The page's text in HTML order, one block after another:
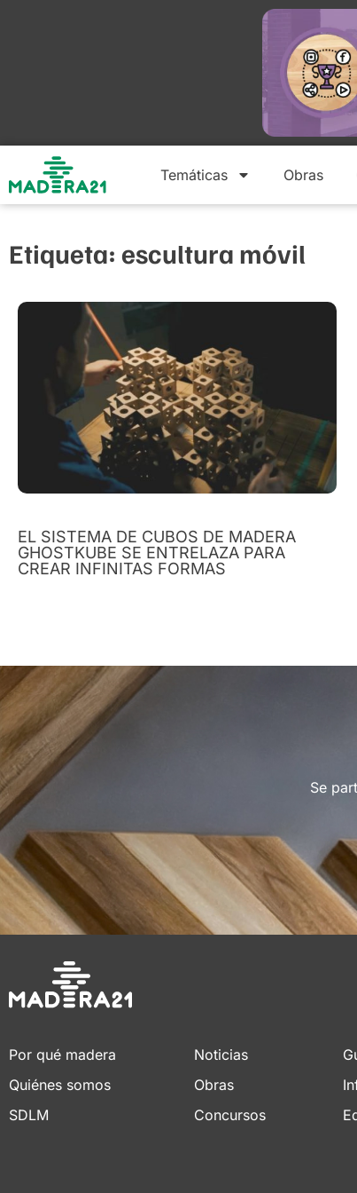
Temáticas Obras
Etiqueta: escultura móvil
EL SISTEMA DE CUBOS DE MADERA
GHOSTKUBE SE ENTRELAZA PARA
CREAR INFINITAS FORMAS
Se
Por qué madera
Quiénes somos
SDLM
Noticias
Obras
Concursos